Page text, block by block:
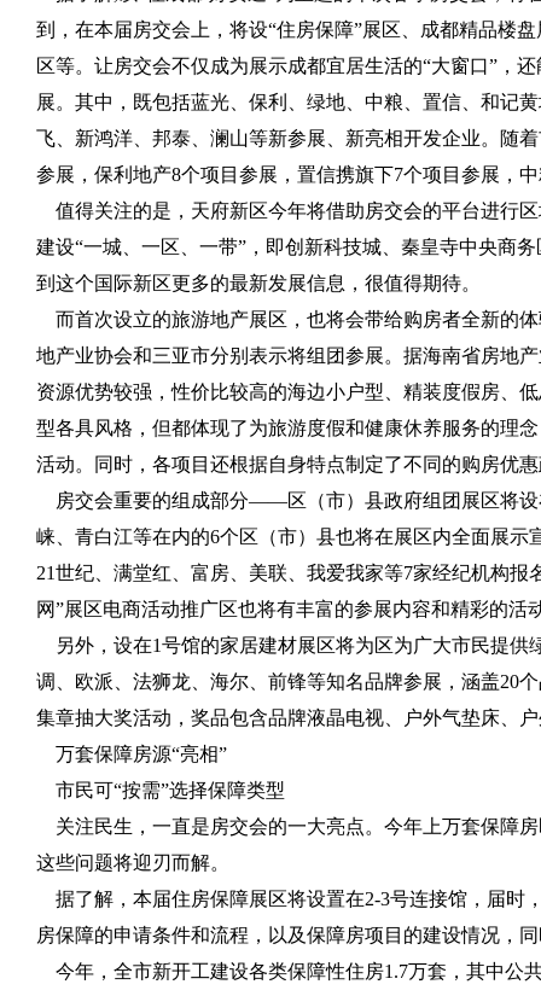
到，在本届房交会上，将设“住房保障”展区、成都精品楼
区等。让房交会不仅成为展示成都宜居生活的“大窗口”，
展。其中，既包括蓝光、保利、绿地、中粮、置信、和记
飞、新鸿洋、邦泰、澜山等新参展、新亮相开发企业。随
参展，保利地产8个项目参展，置信携旗下7个项目参展，
值得关注的是，天府新区今年将借助房交会的平台进行
建设“一城、一区、一带”，即创新科技城、秦皇寺中央商
到这个国际新区更多的最新发展信息，很值得期待。
而首次设立的旅游地产展区，也将会带给购房者全新的
地产业协会和三亚市分别表示将组团参展。据海南省房地
资源优势较强，性价比较高的海边小户型、精装度假房、
型各具风格，但都体现了为旅游度假和健康休养服务的理
活动。同时，各项目还根据自身特点制定了不同的购房优
房交会重要的组成部分——区（市）县政府组团展区将设
崃、青白江等在内的6个区（市）县也将在展区内全面展
21世纪、满堂红、富房、美联、我爱我家等7家经纪机构
网”展区电商活动推广区也将有丰富的参展内容和精彩的活
另外，设在1号馆的家居建材展区将为区为广大市民提供
调、欧派、法狮龙、海尔、前锋等知名品牌参展，涵盖20
集章抽大奖活动，奖品包含品牌液晶电视、户外气垫床、
万套保障房源“亮相”
市民可“按需”选择保障类型
关注民生，一直是房交会的一大亮点。今年上万套保障
这些问题将迎刃而解。
据了解，本届住房保障展区将设置在2-3号连接馆，届时
房保障的申请条件和流程，以及保障房项目的建设情况，
今年，全市新开工建设各类保障性住房1.7万套，其中公